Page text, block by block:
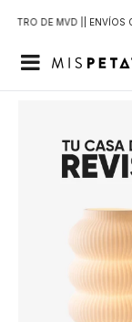
DE MVD | | ENVÍOS
